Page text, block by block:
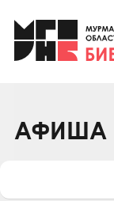
Клуб
Клуб
АФИША